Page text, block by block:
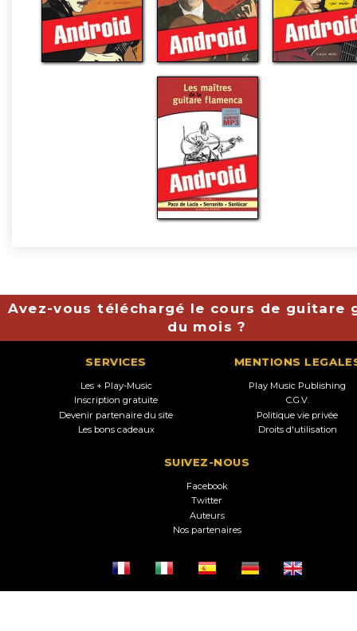
Avez-vous téléchargé le cours de guitare
du mois ?
SERVICES
Les + Play-Music
Inscription gratuite
Devenir partenaire du site
Les bons cadeaux
MENTIONS
Play Music Publishing
C.G.V.
Politique vie privée
Droits d'utilisation
SUIVEZ-NOUS
Facebook
Twitter
Auteurs
Nos partenaires